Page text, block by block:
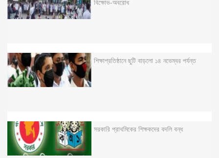
শিক্ষাপ্রতিষ্ঠানে ছুটি বাড়লো ১৪ নভেম্বর পর্যন্ত
সরকারি প্রাথমিকের শিক্ষকদের বদলি বন্ধ